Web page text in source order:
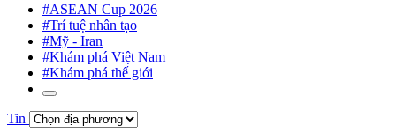
#ASEAN Cup 2026
#Trí tuệ nhân tạo
#Mỹ - Iran
#Khám phá Việt Nam
#Khám phá thế giới
Tin